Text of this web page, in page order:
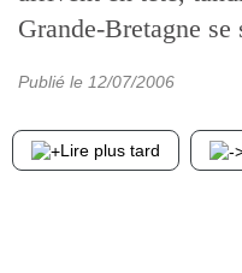
Grande-Bretagne
Publié le 12/07/2006
Lire plus tard